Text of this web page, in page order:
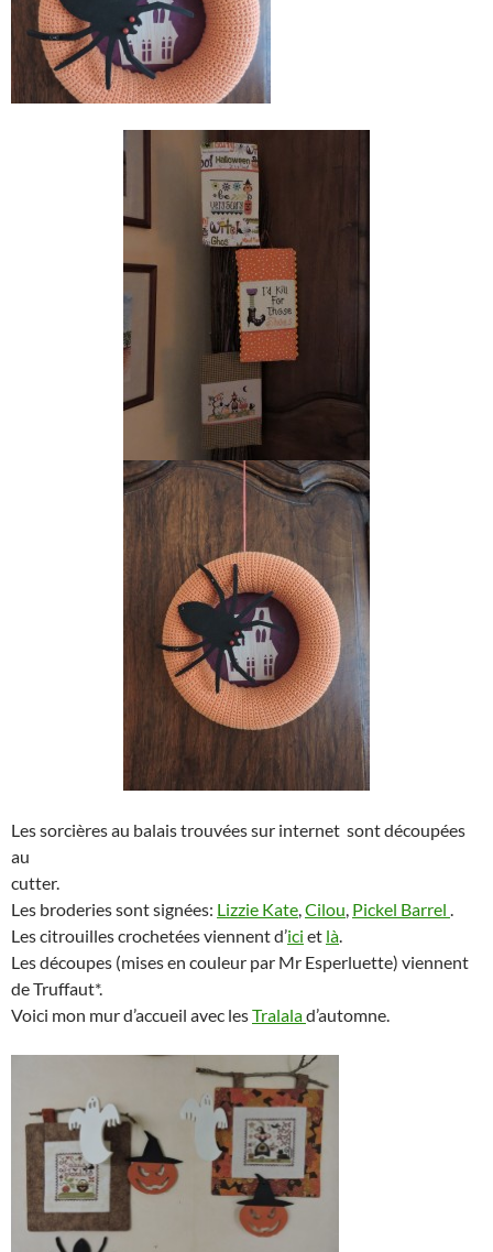
Les sorcières au balais trouvées sur internet sont découpées
au
cutter.
Les broderies sont signées: Lizzie Kate,Cilou, Pickel Barrel .
Les citrouilles crochetées viennent d’ici et là.
Les découpes (mises en couleur par Mr Esperluette) viennent
de Truffaut*.
Voici mon mur d’accueil avec lesTralalad’automne.